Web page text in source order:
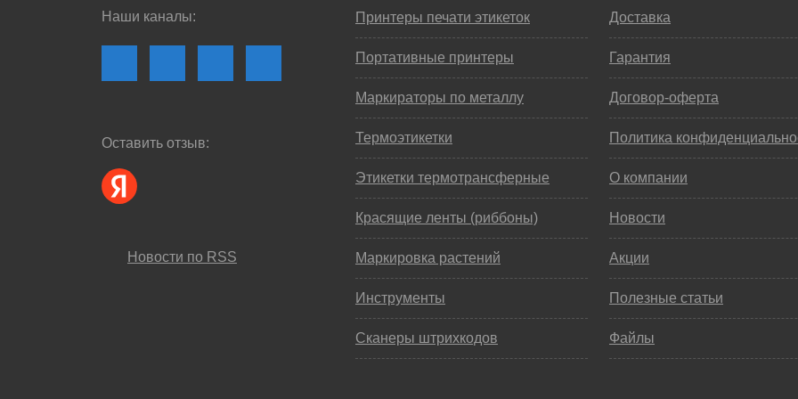
Наши каналы:
Оставить отзыв:
Новости по RSS
Принтеры печати этикеток
Портативные принтеры
Маркираторы по металлу
Термоэтикетки
Этикетки термотрансферные
Красящие ленты (риббоны)
Маркировка растений
Инструменты
Сканеры штрихкодов
Доставка
Гарантия
Договор-оферта
Политика
О компании
Новости
Акции
Полезные статьи
Файлы